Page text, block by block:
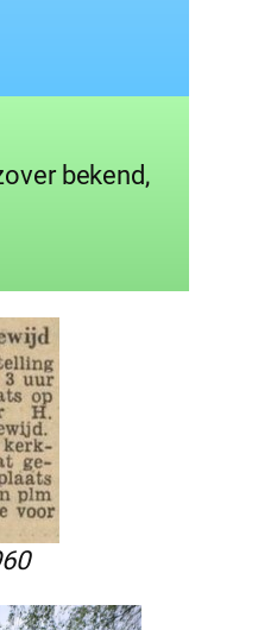
bekend,